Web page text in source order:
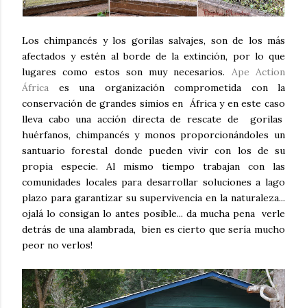
Los chimpancés y los gorilas salvajes, son de los más
afectados y estén al borde de la extinción, por lo que
lugares como estos son muy necesarios. Ape Action
África es una organización comprometida con la
conservación de grandes simios en África y en este caso
lleva cabo una acción directa de rescate de gorilas
huérfanos, chimpancés y monos proporcionándoles un
santuario forestal donde pueden vivir con los de su
propia especie. Al mismo tiempo trabajan con las
comunidades locales para desarrollar soluciones a lago
plazo para garantizar su supervivencia en la naturaleza...
ojalá lo consigan lo antes posible... da mucha pena verle
detrás de una alambrada, bien es cierto que sería mucho
peor no verlos!